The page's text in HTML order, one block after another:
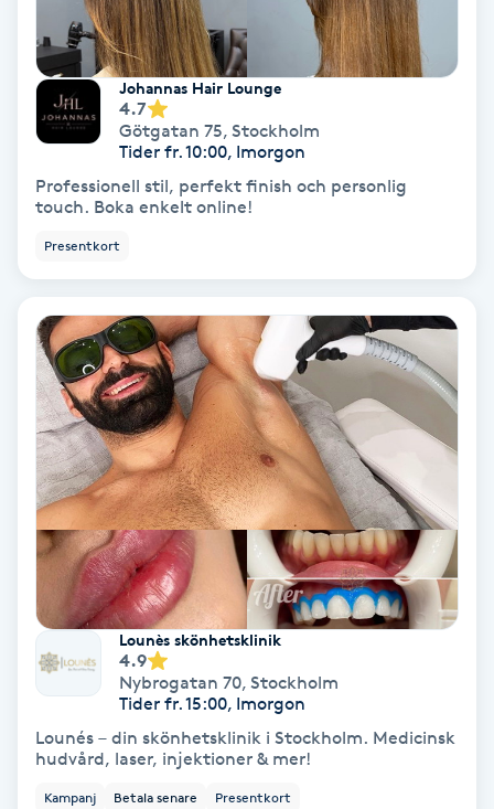
Sugaring
Svensk massage
Svettbehandling
Tuina-massage
Taktil massage
Tandblekning
Tandläkare
Tatuering
Tatueringsborttagning
Terapi
Toning
Johannas Hair Lounge
4.7
Götgatan 75, Stockholm
Tider fr. 10:00, Imorgon
Professionell stil, perfekt finish och personlig
touch. Boka enkelt online!
Presentkort
Lounès skönhetsklinik
4.9
Nybrogatan 70, Stockholm
Tider fr. 15:00, Imorgon
Lounés – din skönhetsklinik i Stockholm. Medicinsk
hudvård, laser, injektioner & mer!
Kampanj Betala senare Presentkort